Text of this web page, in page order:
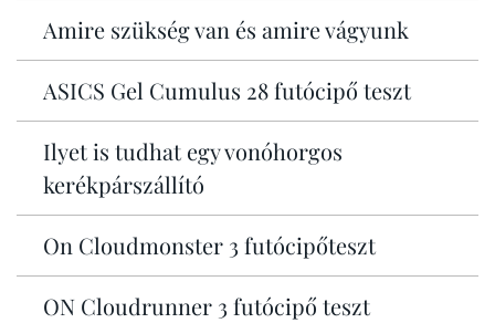
Amire szükség van és amire vágyunk
ASICS Gel Cumulus 28 futócipő teszt
Ilyet is tudhat egy vonóhorgos
kerékpárszállító
On Cloudmonster 3 futócipőteszt
ON Cloudrunner 3 futócipő teszt